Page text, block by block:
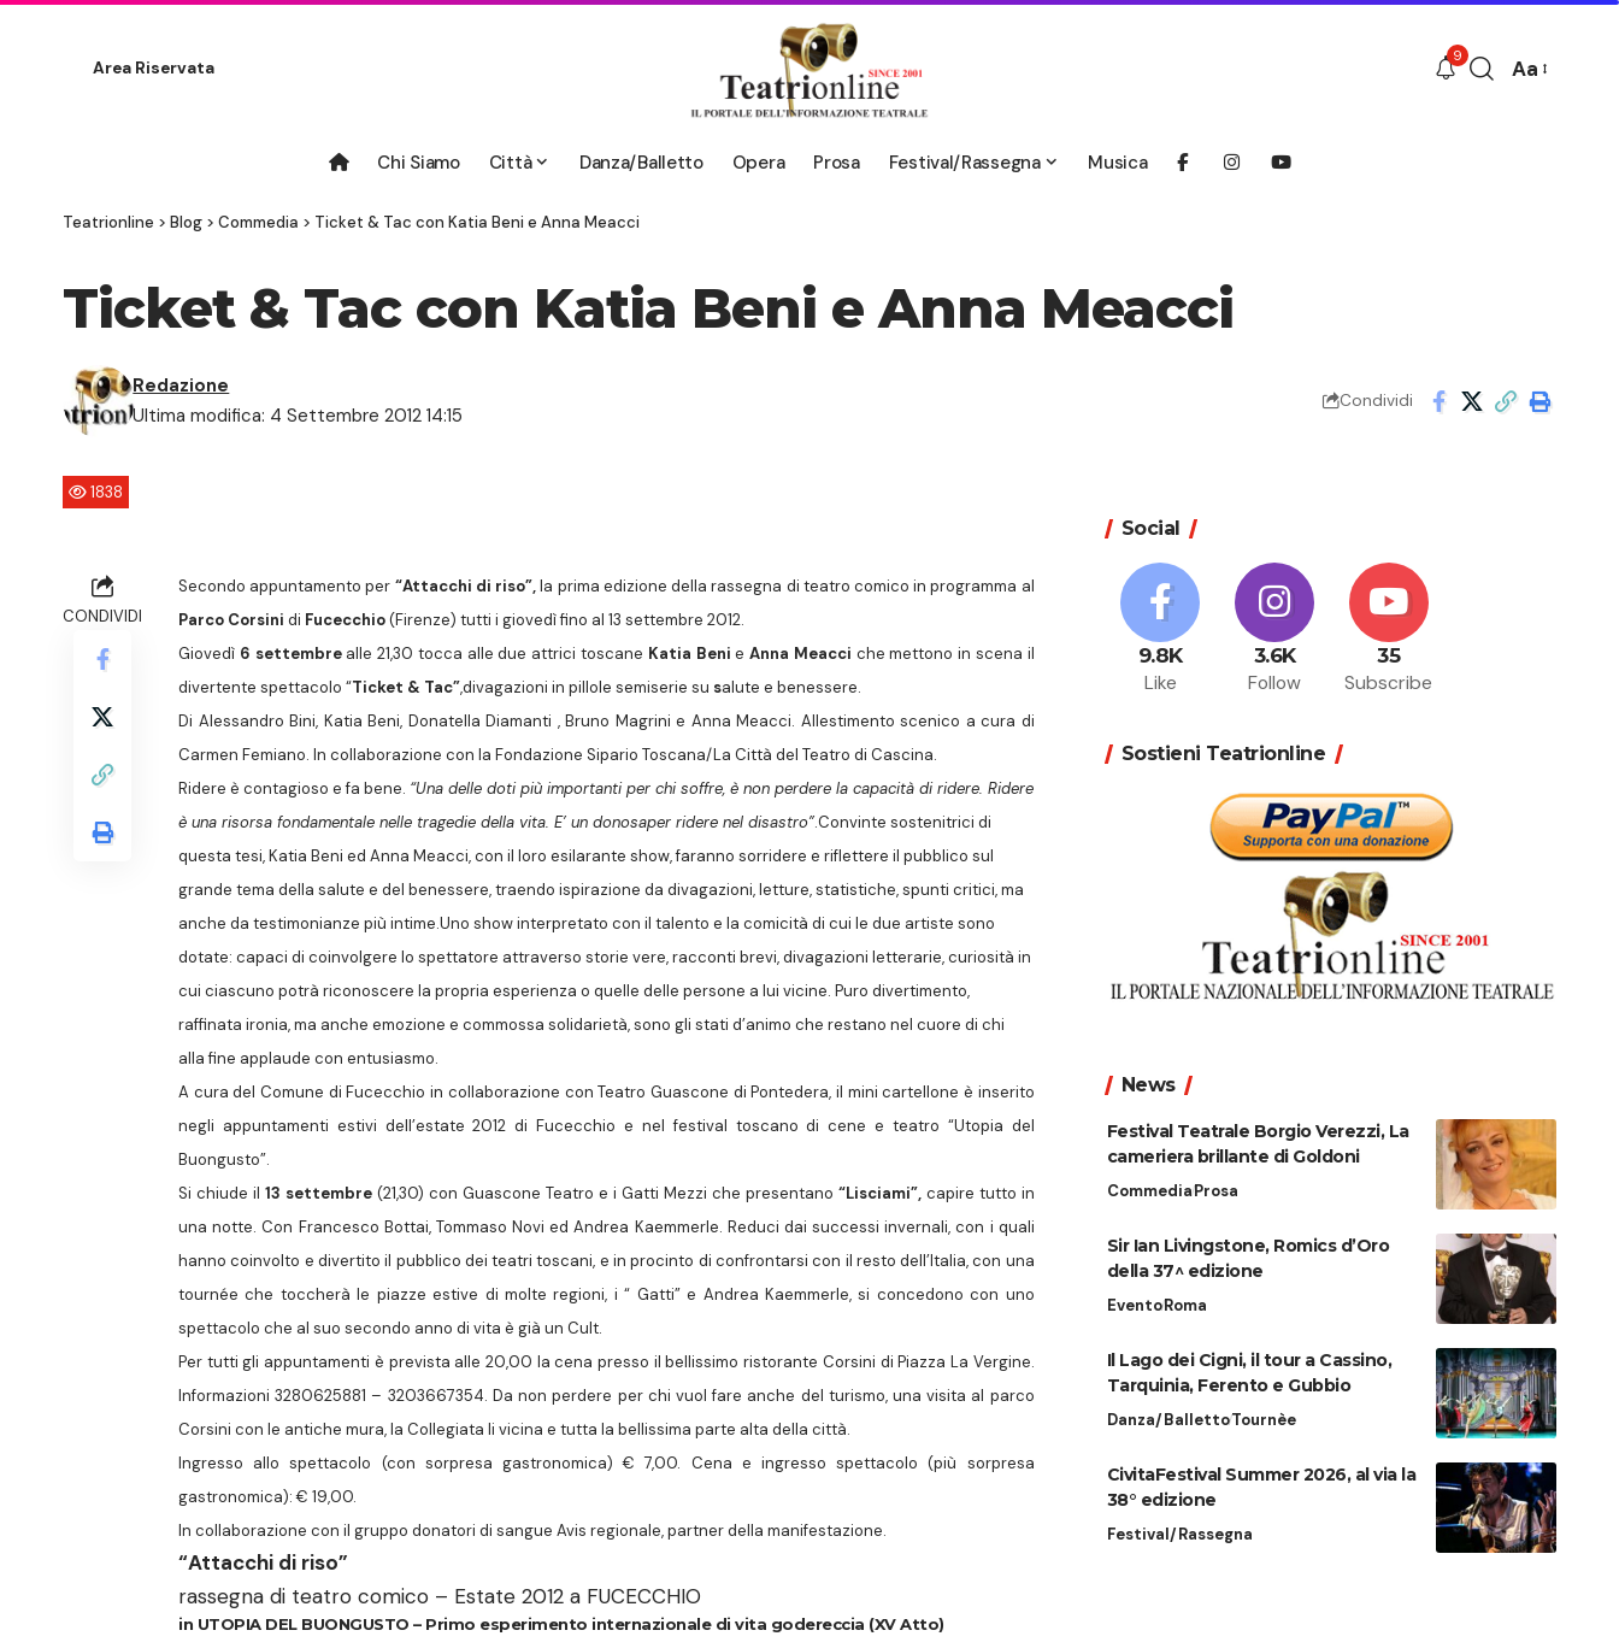
Area Riservata
9
Font
Aa
Chi Siamo Città Danza/Balletto Opera Prosa Festival/Rassegna Musica
Teatrionline > Blog > Commedia > Ticket & Tac con Katia Beni e Anna Meacci
Ticket & Tac con Katia Beni e Anna Meacci
Ultima modifica: 4 Settembre 2012 14:15
Redazione
Condividi
1838
CONDIVIDI
Secondo appuntamento per “Attacchi di riso”,la prima edizione della rassegna di teatro comico in programma al
Parco Corsini di Fucecchio(Firenze) tutti i giovedì fino al 13 settembre 2012.
Giovedì 6 settembre alle 21,30 tocca alle due attrici toscane Katia Beni eAnna Meacci che mettono in scena il
divertente spettacolo “Ticket & Tac”,divagazioni in pillole semiserie su salute e benessere.
Di Alessandro Bini, Katia Beni, Donatella Diamanti , Bruno Magrini e Anna Meacci. Allestimento scenico a cura di
Carmen Femiano. In collaborazione con la Fondazione Sipario Toscana/La Città del Teatro di Cascina.
Ridere è contagioso e fa bene. “Una delle doti più importanti per chi soffre, è non perdere la capacità di ridere. Ridere
è una risorsa fondamentale nelle tragedie della vita. E’ un donosaper ridere nel disastro”.Convinte sostenitrici di
questa tesi, Katia Beni ed Anna Meacci, con il loro esilarante show, faranno sorridere e riflettere il pubblico sul
grande tema della salute e del benessere, traendo ispirazione da divagazioni, letture, statistiche, spunti critici, ma
anche da testimonianze più intime.Uno show interpretato con il talento e la comicità di cui le due artiste sono
dotate: capaci di coinvolgere lo spettatore attraverso storie vere, racconti brevi, divagazioni letterarie, curiosità in
cui ciascuno potrà riconoscere la propria esperienza o quelle delle persone a lui vicine. Puro divertimento,
raffinata ironia, ma anche emozione e commossa solidarietà, sono gli stati d’animo che restano nel cuore di chi
alla fine applaude con entusiasmo.
A cura del Comune di Fucecchio in collaborazione con Teatro Guascone di Pontedera, il mini cartellone è inserito
negli appuntamenti estivi dell’estate 2012 di Fucecchio e nel festival toscano di cene e teatro “Utopia del
Buongusto”.
Si chiude il 13 settembre(21,30) con Guascone Teatro e i Gatti Mezzi che presentano “Lisciami”, capire tutto in
una notte. Con Francesco Bottai, Tommaso Novi ed Andrea Kaemmerle. Reduci dai successi invernali, con i quali
hanno coinvolto e divertito il pubblico dei teatri toscani, e in procinto di confrontarsi con il resto dell’Italia, con una
tournée che toccherà le piazze estive di molte regioni, i “ Gatti” e Andrea Kaemmerle, si concedono con uno
spettacolo che al suo secondo anno di vita è già un Cult.
Per tutti gli appuntamenti è prevista alle 20,00 la cena presso il bellissimo ristorante Corsini di Piazza La Vergine.
Informazioni 3280625881 – 3203667354. Da non perdere per chi vuol fare anche del turismo, una visita al parco
Corsini con le antiche mura, la Collegiata li vicina e tutta la bellissima parte alta della città.
Ingresso allo spettacolo (con sorpresa gastronomica) € 7,00. Cena e ingresso spettacolo (più sorpresa
gastronomica): € 19,00.
In collaborazione con il gruppo donatori di sangue Avis regionale, partner della manifestazione.
“Attacchi di riso”
rassegna di teatro comico – Estate 2012 a FUCECCHIO
in UTOPIA DEL BUONGUSTO – Primo esperimento internazionale di vita godereccia (XV Atto)
Social
9.8K
Like
3.6K
Follow
35
Subscribe
Sostieni Teatrionline
News
Festival Teatrale Borgio Verezzi, La
cameriera brillante di Goldoni
CommediaProsa
Sir Ian Livingstone, Romics d’Oro
della 37^ edizione
EventoRoma
Il Lago dei Cigni, il tour a Cassino,
Tarquinia, Ferento e Gubbio
Danza/BallettoTournèe
CivitaFestival Summer 2026, al via la
38° edizione
Festival/Rassegna